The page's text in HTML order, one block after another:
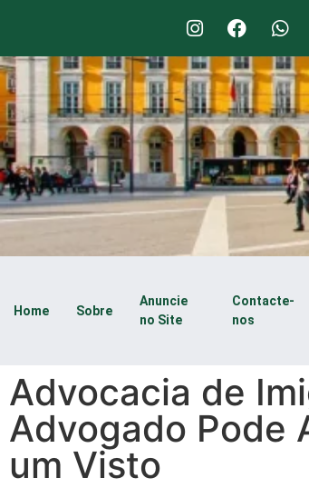
Home Sobre
Anuncie
no Site
Contacte-
nos
Advocacia de
Advogado Pode
um Visto